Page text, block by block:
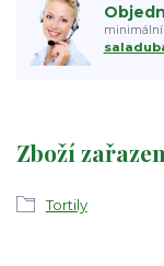
Zboží
Tortily
minimální